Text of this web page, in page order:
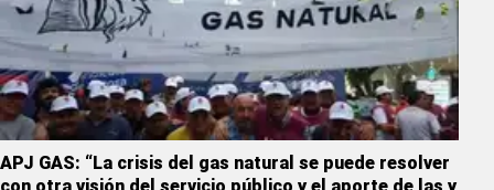
APJ GAS: “La crisis del gas natural se puede resolver
con otra visión del servicio público y el aporte de las y